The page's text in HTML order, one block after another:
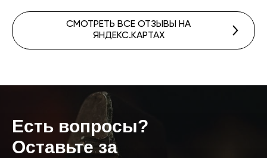
СМОТРЕТЬ ВСЕ ОТЗЫВЫ НА
ЯНДЕКС.КАРТАХ
Есть вопросы?
Позвоните|